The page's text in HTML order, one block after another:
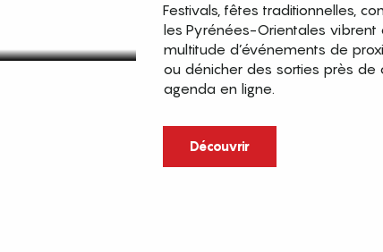
Festivals, fêtes traditionnelles,
les Pyrénées-Orientales
multitude d’événements de
ou dénicher des sorties près
agenda en ligne.
Découvrir